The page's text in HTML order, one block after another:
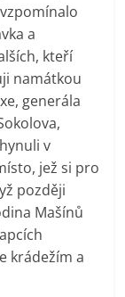
a
kteří
namátkou
generála
v
jež si pro
později
Mašínů
krádežím a